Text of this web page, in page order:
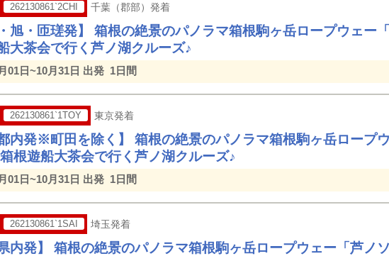
262130861`2CHI 千葉（郡部）発着
旭・匝瑳発】 箱根の絶景のパノラマ箱根駒ヶ岳ロープウェー
大茶会で行く芦ノ湖クルーズ♪
01日~10月31日 出発 1日間
262130861`1TOY 東京発着
都内発※町田を除く】 箱根の絶景のパノラマ箱根駒ヶ岳ロープ
根遊船大茶会で行く芦ノ湖クルーズ♪
01日~10月31日 出発 1日間
262130861`1SAI 埼玉発着
県内発】 箱根の絶景のパノラマ箱根駒ヶ岳ロープウェー「芦ノ